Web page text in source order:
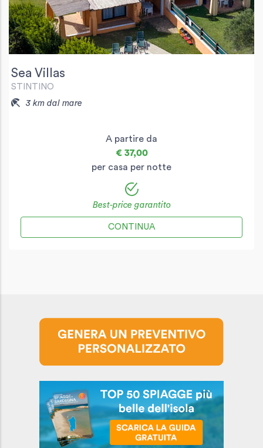
Sea Villas
STINTINO
3 km dal mare
A partire da
€ 37,00
per casa per notte
Best-price garantito
CONTINUA